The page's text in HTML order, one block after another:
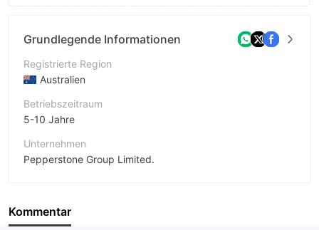
Grundlegende Informationen
Registrierte Region
Australien
Betriebszeitraum
5-10 Jahre
Unternehmen
Pepperstone Group Limited.
Unternehmensmitarbeiter
Kommentar